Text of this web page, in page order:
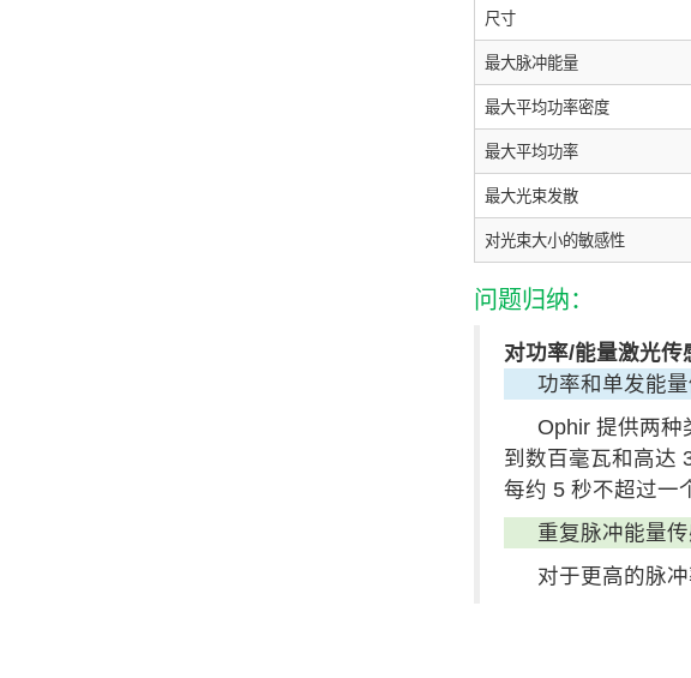
尺寸
最大脉冲能量
最大平均功率密度
最大平均功率
最大光束发散
对光束大小的敏感性
问题归纳：
对功率/能量激光传
功率和单发能
Ophir 提供两
到数百毫瓦和高达
每约 5 秒不超过一
重复脉冲能量
对于更高的脉